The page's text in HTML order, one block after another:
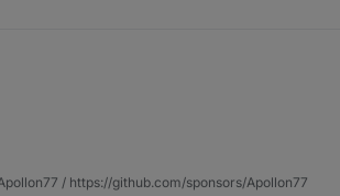
/ https://github.com/sponsors/Apollon77